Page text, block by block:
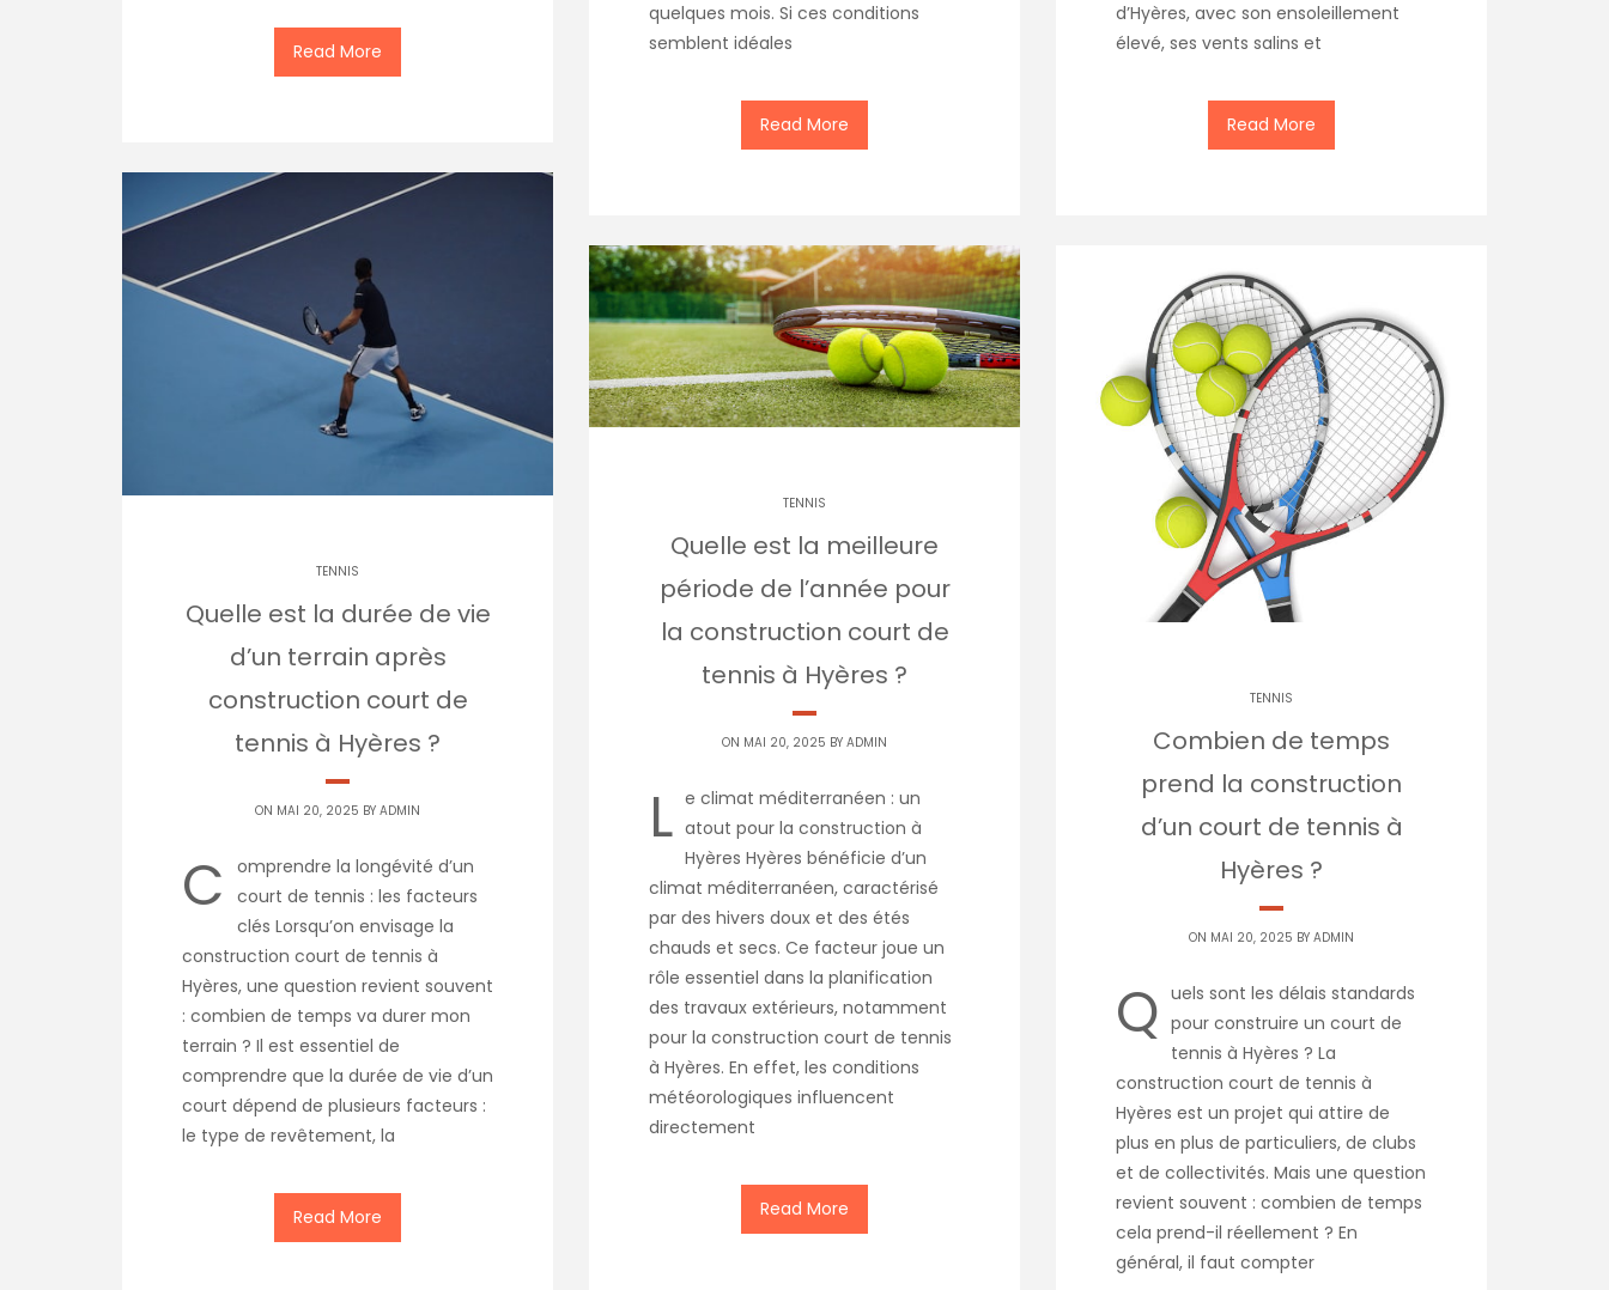
Read More
quelques mois. Si ces conditions
semblent idéales
Read More
d’Hyères, avec son ensoleillement
élevé, ses vents salins et
Read More
TENNIS
Quelle est la durée de vie
d’un terrain après
construction court de
tennis à Hyères ?
ON MAI 20, 2025 BY ADMIN
C
omprendre la longévité d’un
court de tennis : les facteurs
clés Lorsqu’on envisage la
construction court de tennis à
Hyères, une question revient souvent
: combien de temps va durer mon
terrain ? Il est essentiel de
comprendre que la durée de vie d’un
court dépend de plusieurs facteurs :
le type de revêtement, la
Read More
TENNIS
Quelle est la meilleure
période de l’année pour
la construction court de
tennis à Hyères ?
ON MAI 20, 2025 BY ADMIN
L e climat méditerranéen : un
atout pour la construction à
Hyères Hyères bénéficie d’un
climat méditerranéen, caractérisé
par des hivers doux et des étés
chauds et secs. Ce facteur joue un
rôle essentiel dans la planification
des travaux extérieurs, notamment
pour la construction court de tennis
à Hyères. En effet, les conditions
météorologiques influencent
directement
Read More
TENNIS
Combien de temps
prend la construction
d’un court de tennis à
Hyères ?
ON MAI 20, 2025 BY ADMIN
Q uels sont les délais standards
pour construire un court de
tennis à Hyères ? La
construction court de tennis à
Hyères est un projet qui attire de
plus en plus de particuliers, de clubs
et de collectivités. Mais une question
revient souvent : combien de temps
cela prend-il réellement ? En
général, il faut compter